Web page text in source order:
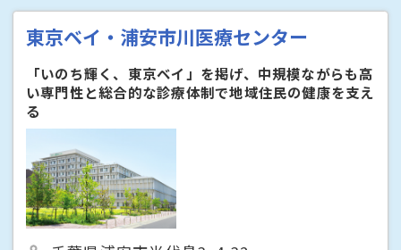
東京ベイ・浦安市川医療センター
「いのち輝く、東京ベイ」を掲げ、中規模ながらも高
い専門性と総合的な診療体制で地域住民の健康を支え
る